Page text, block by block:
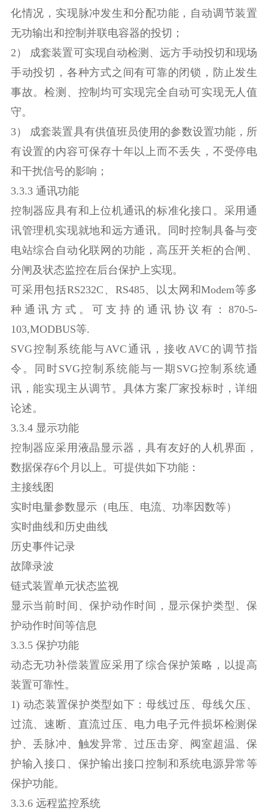
化情况，实现脉冲发生和分配功能，自动调节装置
无功输出和控制并联电容器的投切；
2） 成套装置可实现自动检测、远方手动投切和现场
手动投切，各种方式之间有可靠的闭锁，防止发生
事故。检测、控制均可实现完全自动可实现无人值
守。
3） 成套装置具有供值班员使用的参数设置功能，所
有设置的内容可保存十年以上而不丢失，不受停电
和干扰信号的影响；
3.3.3 通讯功能
控制器应具有和上位机通讯的标准化接口。采用通
讯管理机实现就地和远方通讯。同时控制具备与变
电站综合自动化联网的功能，高压开关柜的合闸、
分闸及状态监控在后台保护上实现。
可采用包括RS232C、RS485、以太网和Modem等多
种通讯方式。可支持的通讯协议有：870-5-
103,MODBUS等.
SVG控制系统能与AVC通讯，接收AVC的调节指
令。同时SVG控制系统能与一期SVG控制系统通
讯，能实现主从调节。具体方案厂家投标时，详细
论述。
3.3.4 显示功能
控制器应采用液晶显示器，具有友好的人机界面，
数据保存6个月以上。可提供如下功能：
主接线图
实时电量参数显示（电压、电流、功率因数等）
实时曲线和历史曲线
历史事件记录
故障录波
链式装置单元状态监视
显示当前时间、保护动作时间，显示保护类型、保
护动作时间等信息
3.3.5 保护功能
动态无功补偿装置应采用了综合保护策略，以提高
装置可靠性。
1) 动态装置保护类型如下：母线过压、母线欠压、
过流、速断、直流过压、电力电子元件损坏检测保
护、丢脉冲、触发异常、过压击穿、阀室超温、保
护输入接口、保护输出接口控制和系统电源异常等
保护功能。
3.3.6 远程监控系统